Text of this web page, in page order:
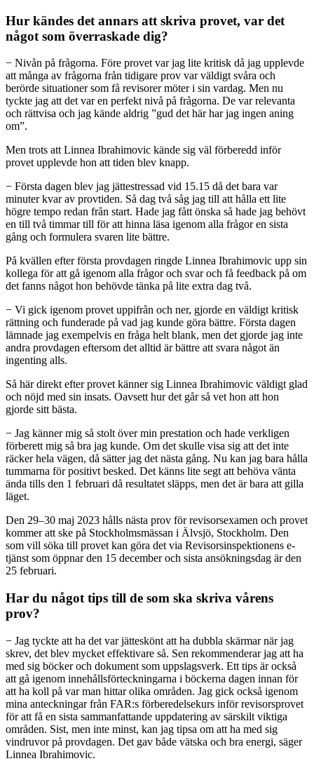
Hur kändes det annars att skriva provet, var det
något som överraskade dig?
− Nivån på frågorna. Före provet var jag lite kritisk då jag upplevde
att många av frågorna från tidigare prov var väldigt svåra och
berörde situationer som få revisorer möter i sin vardag. Men nu
tyckte jag att det var en perfekt nivå på frågorna. De var relevanta
och rättvisa och jag kände aldrig ”gud det här har jag ingen aning
om”.
Men trots att Linnea Ibrahimovic kände sig väl förberedd inför
provet upplevde hon att tiden blev knapp.
− Första dagen blev jag jättestressad vid 15.15 då det bara var
minuter kvar av provtiden. Så dag två såg jag till att hålla ett lite
högre tempo redan från start. Hade jag fått önska så hade jag behövt
en till två timmar till för att hinna läsa igenom alla frågor en sista
gång och formulera svaren lite bättre.
På kvällen efter första provdagen ringde Linnea Ibrahimovic upp sin
kollega för att gå igenom alla frågor och svar och få feedback på om
det fanns något hon behövde tänka på lite extra dag två.
− Vi gick igenom provet uppifrån och ner, gjorde en väldigt kritisk
rättning och funderade på vad jag kunde göra bättre. Första dagen
lämnade jag exempelvis en fråga helt blank, men det gjorde jag inte
andra provdagen eftersom det alltid är bättre att svara något än
ingenting alls.
Så här direkt efter provet känner sig Linnea Ibrahimovic väldigt glad
och nöjd med sin insats. Oavsett hur det går så vet hon att hon
gjorde sitt bästa.
− Jag känner mig så stolt över min prestation och hade verkligen
förberett mig så bra jag kunde. Om det skulle visa sig att det inte
räcker hela vägen, då sätter jag det nästa gång. Nu kan jag bara hålla
tummarna för positivt besked. Det känns lite segt att behöva vänta
ända tills den 1 februari då resultatet släpps, men det är bara att gilla
läget.
Den 29–30 maj 2023 hålls nästa prov för revisorsexamen och provet
kommer att ske på Stockholmsmässan i Älvsjö, Stockholm. Den
som vill söka till provet kan göra det via Revisorsinspektionens e-
tjänst som öppnar den 15 december och sista ansökningsdag är den
25 februari.
Har du något tips till de som ska skriva vårens
prov?
− Jag tyckte att ha det var jätteskönt att ha dubbla skärmar när jag
skrev, det blev mycket effektivare så. Sen rekommenderar jag att ha
med sig böcker och dokument som uppslagsverk. Ett tips är också
att gå igenom innehållsförteckningarna i böckerna dagen innan för
att ha koll på var man hittar olika områden. Jag gick också igenom
mina anteckningar från FAR:s förberedelsekurs inför revisorsprovet
för att få en sista sammanfattande uppdatering av särskilt viktiga
områden. Sist, men inte minst, kan jag tipsa om att ha med sig
vindruvor på provdagen. Det gav både vätska och bra energi, säger
Linnea Ibrahimovic.